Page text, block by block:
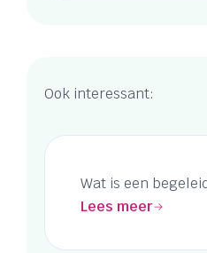
Ook interessant:
Wat is een
Lees meer